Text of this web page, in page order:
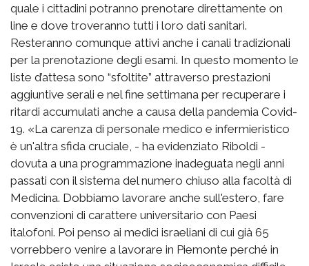
quale i cittadini potranno prenotare direttamente on
line e dove troveranno tutti i loro dati sanitari.
Resteranno comunque attivi anche i canali tradizionali
per la prenotazione degli esami. In questo momento le
liste d’attesa sono “sfoltite” attraverso prestazioni
aggiuntive serali e nel fine settimana per recuperare i
ritardi accumulati anche a causa della pandemia Covid-
19. «La carenza di personale medico e infermieristico
è un'altra sfida cruciale, - ha evidenziato Riboldi -
dovuta a una programmazione inadeguata negli anni
passati con il sistema del numero chiuso alla facoltà di
Medicina. Dobbiamo lavorare anche sull'estero, fare
convenzioni di carattere universitario con Paesi
italofoni. Poi penso ai medici israeliani di cui già 65
vorrebbero venire a lavorare in Piemonte perché in